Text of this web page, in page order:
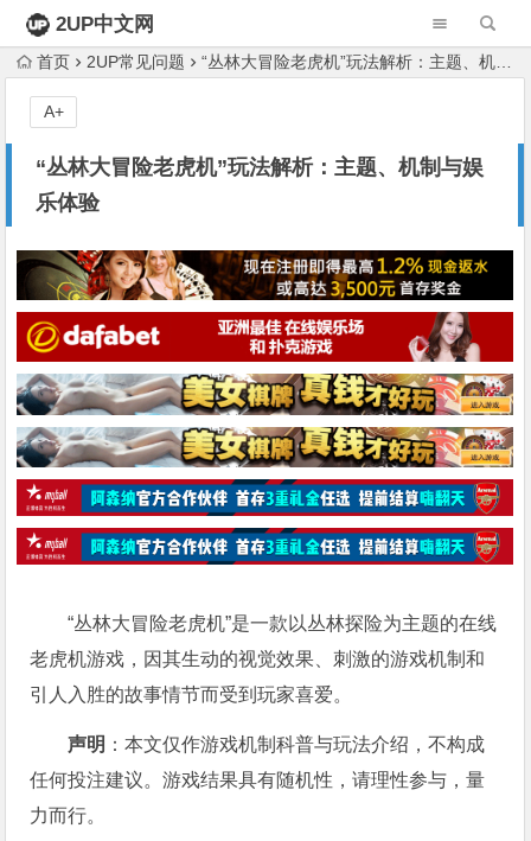
2UP中文网
首页 2UP常见问题 “丛林大冒险老虎机”玩法解析：主题、机制与娱乐体验
“丛林大冒险老虎机”玩法解析：主题、机制与娱
乐体验
A+
“丛林大冒险老虎机”是一款以丛林探险为主题的在线
老虎机游戏，因其生动的视觉效果、刺激的游戏机制和
引人入胜的故事情节而受到玩家喜爱。
声明 ：本文仅作游戏机制科普与玩法介绍，不构成
任何投注建议。游戏结果具有随机性，请理性参与，量
力而行。